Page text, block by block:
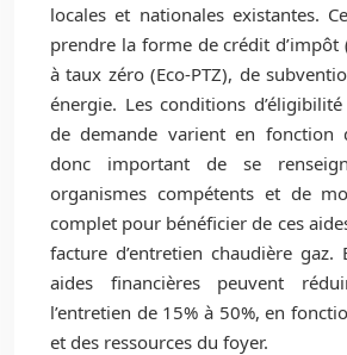
locales et nationales existantes.
prendre la forme de crédit d’impôt
à taux zéro (Eco-PTZ), de
énergie. Les conditions
de demande varient en fonction
donc important de se
organismes compétents et de
complet pour bénéficier de ces
facture d’entretien chaudière gaz.
aides financières peuvent
l’entretien de 15% à 50%, en
et des ressources du foyer.